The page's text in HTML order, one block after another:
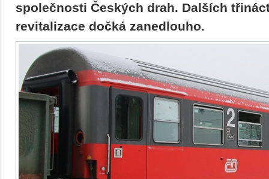
společnosti Českých drah. Dalších
revitalizace dočká zanedlouho.